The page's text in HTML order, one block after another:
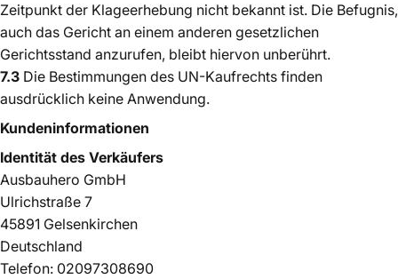
Zeitpunkt der Klageerhebung nicht bekannt ist. Die Befugnis,
auch das Gericht an einem anderen gesetzlichen
Gerichtsstand anzurufen, bleibt hiervon unberührt.
7.3 Die Bestimmungen des UN-Kaufrechts finden
ausdrücklich keine Anwendung.
Kundeninformationen
Identität des Verkäufers
Ausbauhero GmbH
Ulrichstraße 7
45891 Gelsenkirchen
Deutschland
Telefon: 02097308690